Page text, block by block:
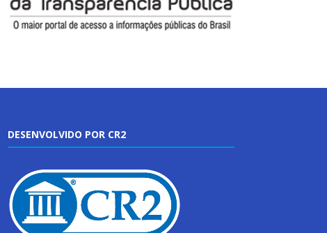
DESENVOLVIDO POR CR2